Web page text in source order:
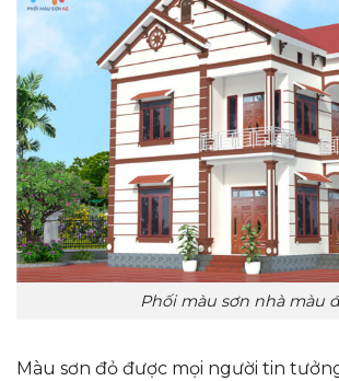
Phối màu sơn nhà màu
Màu sơn đỏ được mọi người tin